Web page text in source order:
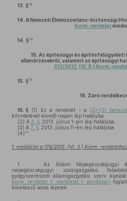
13. § 13
14. A Nemzeti Élelmiszerlánc-biztonsági
Korm. rendelet
14. § 14
15. Az építésügyi és építésfelügyeleti
ellenőrzésekről, valamint az építésügyi
312/2012. (XI. 8.) Korm.
15. § 15
16. Záró
16. § (1) Ez a rendelet – a (2)–(3)
kihirdetését követő napon lép hatályba.
(2) A 3. § 2013. július 1-jén lép hatályba.
(3) A 7. § 2013. július 11-én lép hatályba.
(4) 16
1. melléklet a 176/2013. (VI. 3.) Korm.
1. Az Állami Népegészségügyi és
népegészségügyi szakigazgatási
gyógyszerészeti államigazgatási szerv
Korm. rendelet 3. melléklet 1. pontjában
következő sorok lépnek: